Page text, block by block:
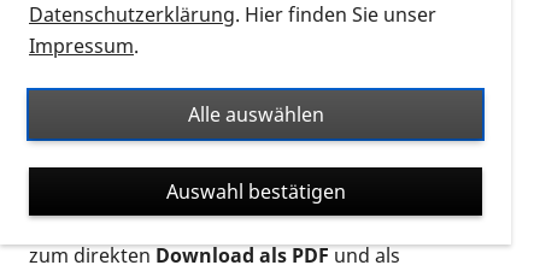
Auf dieser Seite finden Sie sämtliches Infomaterial
Ort. Nutzen Sie den Formatfilter, um ausschließlich
nach Flyern und Broschüren, Audios oder Videos zu
suchen. Die meisten Flyer und Broschüren werden in
verschiedenen Formaten angeboten: zur
postalischen Bestellung als gedruckte Variante
zum direktenDownload als PDFund als
Datenschutzerklärung. Hier finden Sie unser
Impressum.
Alle auswählen
Auswahl bestätigen